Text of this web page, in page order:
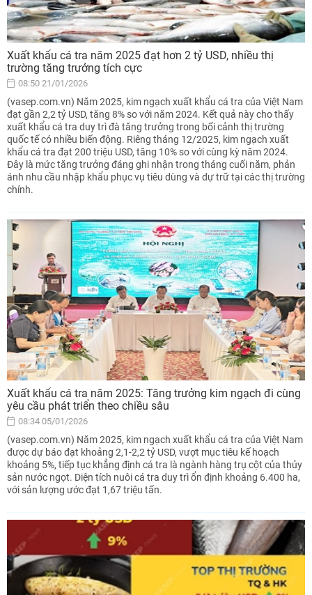
Xuất khẩu cá tra năm 2025 đạt hơn 2 tỷ USD, nhiều thị
trường tăng trưởng tích cực
08:50 21/01/2026
(vasep.com.vn) Năm 2025, kim ngạch xuất khẩu cá tra của Việt Nam
đạt gần 2,2 tỷ USD, tăng 8% so với năm 2024. Kết quả này cho thấy
xuất khẩu cá tra duy trì đà tăng trưởng trong bối cảnh thị trường
quốc tế có nhiều biến động. Riêng tháng 12/2025, kim ngạch xuất
khẩu cá tra đạt 200 triệu USD, tăng 10% so với cùng kỳ năm 2024.
Đây là mức tăng trưởng đáng ghi nhận trong tháng cuối năm, phản
ánh nhu cầu nhập khẩu phục vụ tiêu dùng và dự trữ tại các thị trường
chính.
Xuất khẩu cá tra năm 2025: Tăng trưởng kim ngạch đi cùng
yêu cầu phát triển theo chiều sâu
08:34 05/01/2026
(vasep.com.vn) Năm 2025, kim ngạch xuất khẩu cá tra của Việt Nam
được dự báo đạt khoảng 2,1-2,2 tỷ USD, vượt mục tiêu kế hoạch
khoảng 5%, tiếp tục khẳng định cá tra là ngành hàng trụ cột của thủy
sản nước ngọt. Diện tích nuôi cá tra duy trì ổn định khoảng 6.400 ha,
với sản lượng ước đạt 1,67 triệu tấn.